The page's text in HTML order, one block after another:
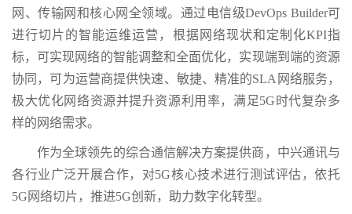
网、传输网和核心网全领域。通过电信级DevOps Builder可
进行切片的智能运维运营，根据网络现状和定制化KPI指
标，可实现网络的智能调整和全面优化，实现端到端的资源
协同，可为运营商提供快速、敏捷、精准的SLA网络服务，
极大优化网络资源并提升资源利用率，满足5G时代复杂多
样的网络需求。
作为全球领先的综合通信解决方案提供商，中兴通讯与
各行业广泛开展合作，对5G核心技术进行测试评估，依托
5G网络切片，推进5G创新，助力数字化转型。